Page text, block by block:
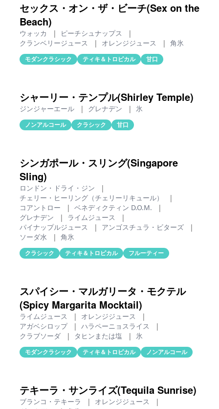
セックス・オン・ザ・ビーチ(Sex on the
Beach)
ウォッカ | ピーチシュナップス
|
クランベリージュース
| オレンジジュース | 角氷
モダンクラシック ティキ＆トロピカル 甘口
シャーリー・テンプル(Shirley Temple)
ジンジャーエール | グレナデン | 氷
ノンアルコール クラシック 甘口
シンガポール・スリング(Singapore
Sling)
ロンドン・ドライ・ジン
|
チェリー・ヒーリング（チェリーリキュール）
|
コアントロー
| ベネディクティン D.O.M.
|
グレナデン
| ライムジュース
|
パイナップルジュース
| アンゴスチュラ・ビターズ
|
ソーダ水
| 角氷
クラシック ティキ＆トロピカル フルーティー
スパイシー・マルガリータ・モクテル
(Spicy Margarita Mocktail)
ライムジュース | オレンジジュース
|
アガベシロップ
| ハラペーニョスライス
|
クラブソーダ
| タヒンまたは塩 | 氷
モダンクラシック ティキ＆トロピカル ノンアルコール
テキーラ・サンライズ(Tequila Sunrise)
ブランコ・テキーラ | オレンジジュース
|